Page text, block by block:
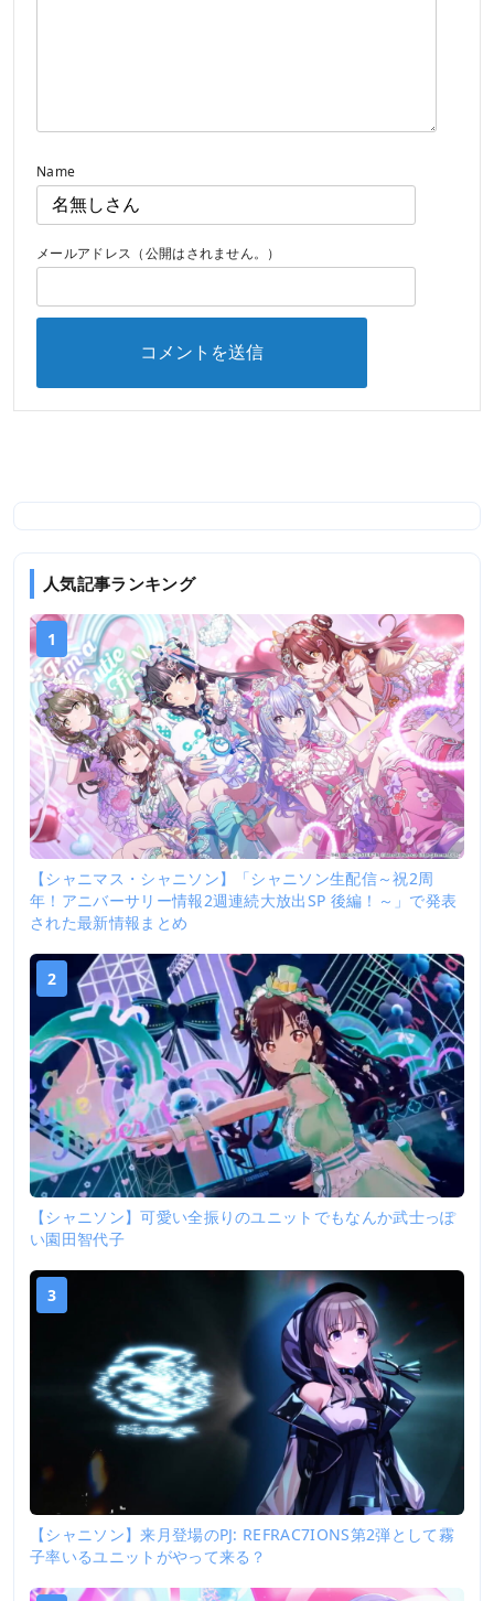
Name
メールアドレス（公開はされません。）
人気記事ランキング
1
【シャニマス・シャニソン】「シャニソン生配信～祝2周
年！アニバーサリー情報2週連続大放出SP 後編！～」で発表
された最新情報まとめ
2
【シャニソン】可愛い全振りのユニットでもなんか武士っぽ
い園田智代子
3
【シャニソン】来月登場のPJ: REFRAC7IONS第2弾として霧
子率いるユニットがやって来る？